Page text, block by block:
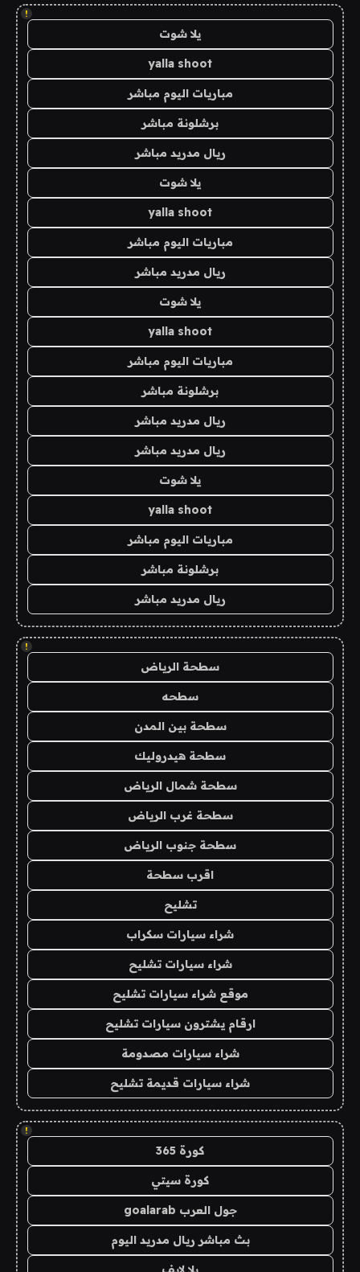
!
يلا شوت
yalla shoot
مباريات اليوم مباشر
برشلونة مباشر
ريال مدريد مباشر
يلا شوت
yalla shoot
مباريات اليوم مباشر
ريال مدريد مباشر
يلا شوت
yalla shoot
مباريات اليوم مباشر
برشلونة مباشر
ريال مدريد مباشر
ريال مدريد مباشر
يلا شوت
yalla shoot
مباريات اليوم مباشر
برشلونة مباشر
ريال مدريد مباشر
!
سطحة الرياض
سطحه
سطحة بين المدن
سطحة هيدروليك
سطحة شمال الرياض
سطحة غرب الرياض
سطحة جنوب الرياض
اقرب سطحة
تشليح
شراء سيارات سكراب
شراء سيارات تشليح
موقع شراء سيارات تشليح
ارقام يشترون سيارات تشليح
شراء سيارات مصدومة
شراء سيارات قديمة تشليح
!
كورة 365
كورة سيتي
جول العرب goalarab
بث مباشر ريال مدريد اليوم